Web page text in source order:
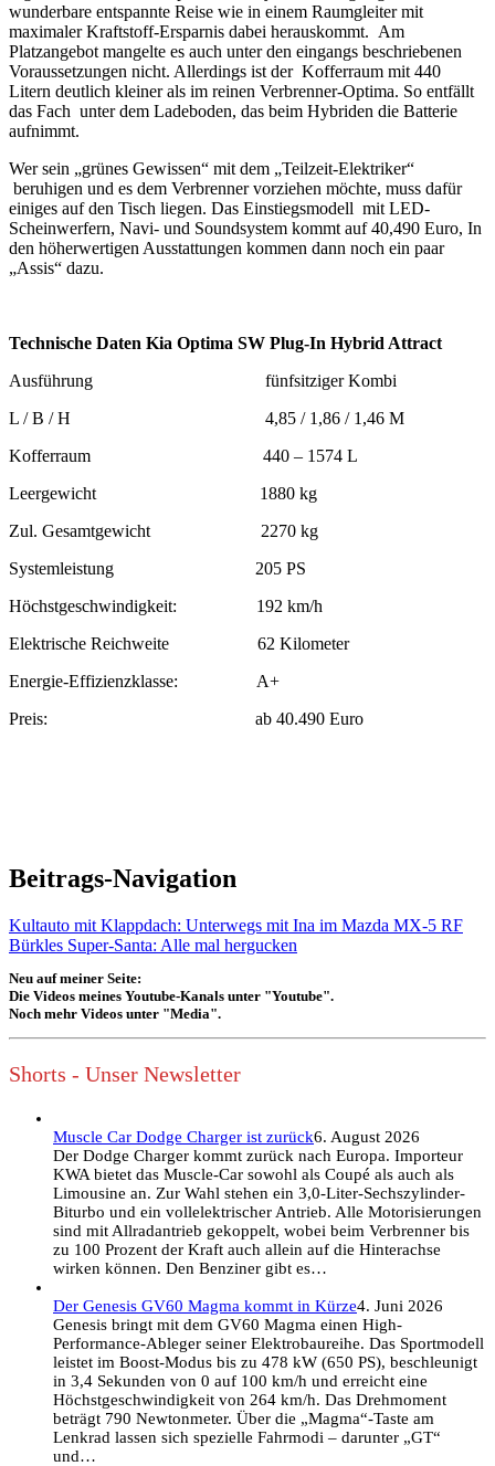
wunderbare entspannte Reise wie in einem Raumgleiter mit
maximaler Kraftstoff-Ersparnis dabei herauskommt. Am
Platzangebot mangelte es auch unter den eingangs beschriebenen
Voraussetzungen nicht. Allerdings ist der Kofferraum mit 440
Litern deutlich kleiner als im reinen Verbrenner-Optima. So entfällt
das Fach unter dem Ladeboden, das beim Hybriden die Batterie
aufnimmt.
Wer sein „grünes Gewissen“ mit dem „Teilzeit-Elektriker“
beruhigen und es dem Verbrenner vorziehen möchte, muss dafür
einiges auf den Tisch liegen. Das Einstiegsmodell mit LED-
Scheinwerfern, Navi- und Soundsystem kommt auf 40,490 Euro, In
den höherwertigen Ausstattungen kommen dann noch ein paar
„Assis“ dazu.
Technische Daten Kia Optima SW Plug-In Hybrid Attract
Ausführung fünfsitziger Kombi
L / B / H 4,85 / 1,86 / 1,46 M
Kofferraum 440 – 1574 L
Leergewicht 1880 kg
Zul. Gesamtgewicht 2270 kg
Systemleistung 205 PS
Höchstgeschwindigkeit: 192 km/h
Elektrische Reichweite 62 Kilometer
Energie-Effizienzklasse: A+
Preis: ab 40.490 Euro
Beitrags-Navigation
Kultauto mit Klappdach: Unterwegs mit Ina im Mazda MX-5 RF
Bürkles Super-Santa: Alle mal hergucken
Neu auf meiner Seite:
Die Videos meines Youtube-Kanals unter "Youtube".
Noch mehr Videos unter "Media".
Shorts - Unser Newsletter
Muscle Car Dodge Charger ist zurück6. August 2026
Der Dodge Charger kommt zurück nach Europa. Importeur
KWA bietet das Muscle-Car sowohl als Coupé als auch als
Limousine an. Zur Wahl stehen ein 3,0-Liter-Sechszylinder-
Biturbo und ein vollelektrischer Antrieb. Alle Motorisierungen
sind mit Allradantrieb gekoppelt, wobei beim Verbrenner bis
zu 100 Prozent der Kraft auch allein auf die Hinterachse
wirken können. Den Benziner gibt es…
Der Genesis GV60 Magma kommt in Kürze4. Juni 2026
Genesis bringt mit dem GV60 Magma einen High-
Performance-Ableger seiner Elektrobaureihe. Das Sportmodell
leistet im Boost-Modus bis zu 478 kW (650 PS), beschleunigt
in 3,4 Sekunden von 0 auf 100 km/h und erreicht eine
Höchstgeschwindigkeit von 264 km/h. Das Drehmoment
beträgt 790 Newtonmeter. Über die „Magma“-Taste am
Lenkrad lassen sich spezielle Fahrmodi – darunter „GT“
und…